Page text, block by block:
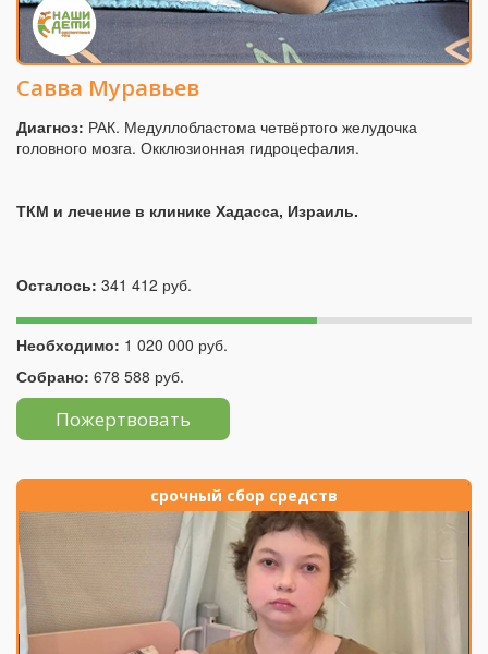
Савва Муравьев
Диагноз: РАК. Медуллобластома четвёртого желудочка
головного мозга. Окклюзионная гидроцефалия.
ТКМ и лечение в клинике Хадасса, Израиль.
Осталось: 341 412 руб.
Необходимо: 1 020 000 руб.
Собрано: 678 588 руб.
Пожертвовать
срочный сбор средств